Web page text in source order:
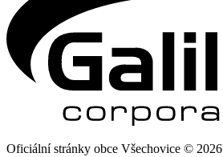
Oficiální stránky obce Všechovice © 2026